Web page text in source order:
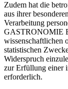
Zudem hat die
aus ihrer
Verarbeitung
GASTRONOMIE
wissenschaftlichen
statistischen
Widerspruch
zur Erfüllung einer
erforderlich.